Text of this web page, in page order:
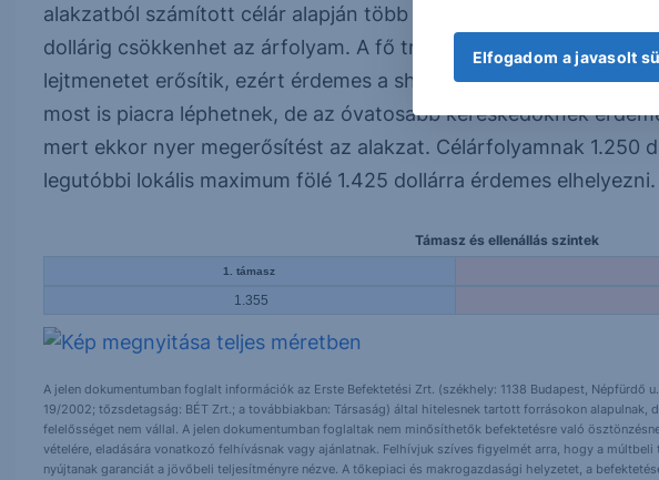
alakzatból számított célár alapján több mint 150 dolláros esés
dollárig csökkenhet az árfolyam. A fő trend is lefelé mutat,
lejtmenetet erősítik, ezért érdemes a short oldalon belépési
most is piacra léphetnek, de az óvatosabb kereskedőknek
mert ekkor nyer megerősítést az alakzat. Célárfolyamnak 1.250
legutóbbi lokális maximum fölé 1.425 dollárra érdemes elhelyezni.
Támasz és ellenállás szintek
1. támasz
1.355
A jelen dokumentumban foglalt információk az Erste Befektetési Zrt. (székhely: 1138 Budapest,
19/2002; tőzsdetagság: BÉT Zrt.; a továbbiakban: Társaság) által hitelesnek tartott forrásokon alapulnak,
felelősséget nem vállal. A jelen dokumentumban foglaltak nem minősíthetők befektetésre való
vételére, eladására vonatkozó felhívásnak vagy ajánlatnak. Felhívjuk szíves figyelmét arra, hogy a
nyújtanak garanciát a jövőbeli teljesítményre nézve. A tőkepiaci és makrogazdasági helyzetet, a
Elfogadom a javasolt